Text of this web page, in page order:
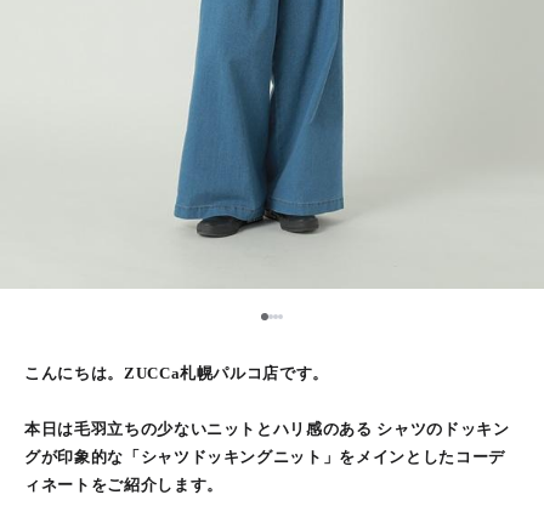
123
こんにちは。ZUCCa札幌パルコ店です。
本日は毛羽立ちの少ないニットとハリ感のある シャツのドッキン
グが印象的な「シャツドッキングニット」をメインとしたコーデ
ィネートをご紹介します。